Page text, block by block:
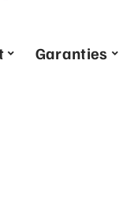
Garanties